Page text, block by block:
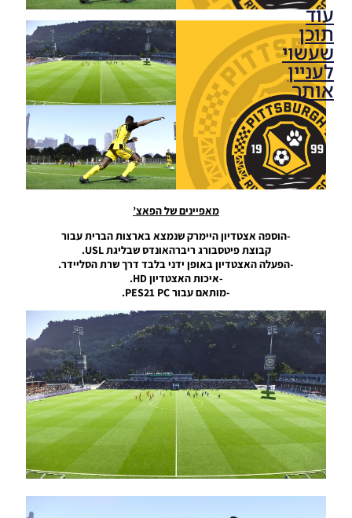
מאפיינים של הפאצ’
-הוספה אצטדיון היימרק שנמצא בארצות הברית עבור
קבוצת פיטסבורג ריברהאונדס שבליגת USL.
-הפעלה האצטדיון באופן ידני בלבד דרך שרת הסליידר.
-איכות האצטדיון HD.
-מותאם עבור PES21 PC.
עוד
תוכן
שעשוי
לעניין
אותך
PES21 PC
/ אצטדיון
בי סי
פלייס –
Stadium
BC Place
PES21 PC
פראנס –
Stadium
Princes
Noam_r
26/01/2024
09:03
PES21 PC
/ אצטדיון
ברנבאו
לעונה